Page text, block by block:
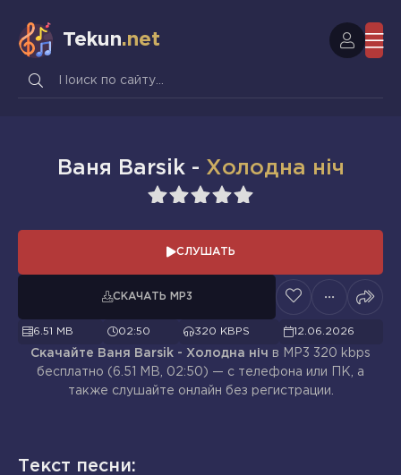
Tekun.net
Ваня Barsik - Холодна ніч
5
СЛУШАТЬ
СКАЧАТЬ MP3
6.51 MB 02:50 320 KBPS 12.06.2026
Скачайте Ваня Barsik - Холодна ніч в MP3 320 kbps
бесплатно (6.51 MB, 02:50) — с телефона или ПК, а
также слушайте онлайн без регистрации.
Текст песни: